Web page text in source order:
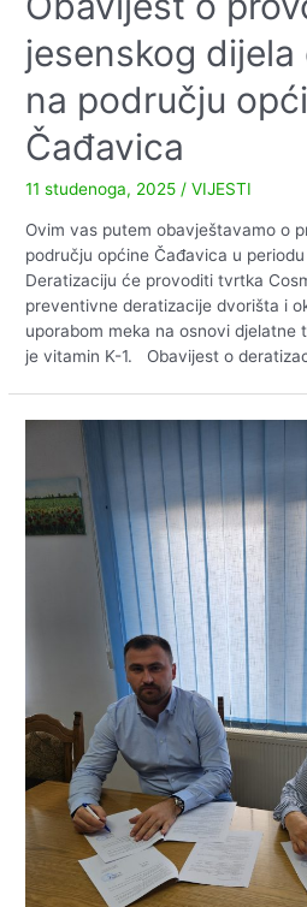
božićnica
u
2025.
godini
jesenskog
na području
Čađavica
11 studenoga, 2025 /VIJESTI
Ovim vas putem obavještavamo o
području općine Čađavica u periodu
Deratizaciju će provoditi tvrtka
preventivne deratizacije dvorišta i
uporabom meka na osnovi djelatne
je vitamin K-1. Obavijest o